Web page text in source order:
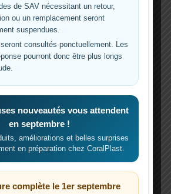
la vitre, la LED doit être OFF.
la zone du capteur, elle doit
sensibilité
ON sans eau.
de SAV nécessitant un retour,
ou un remplacement seront
suspendues.
consultés ponctuellement. Les
pourront donc être plus longs
nouveautés vous attendent
en septembre !
améliorations et belles surprises
en préparation chez CoralPlast.
complète le 1er septembre